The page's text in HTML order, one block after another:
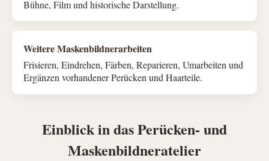
Bühne, Film und historische Darstellung.
Weitere Maskenbildnerarbeiten
Frisieren, Eindrehen, Färben, Reparieren, Umarbeiten und
Ergänzen vorhandener Perücken und Haarteile.
Einblick in das Perücken- und
Maskenbildneratelier